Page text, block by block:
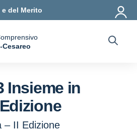
del Merito
Cesareo
Insieme in
– II Edizione